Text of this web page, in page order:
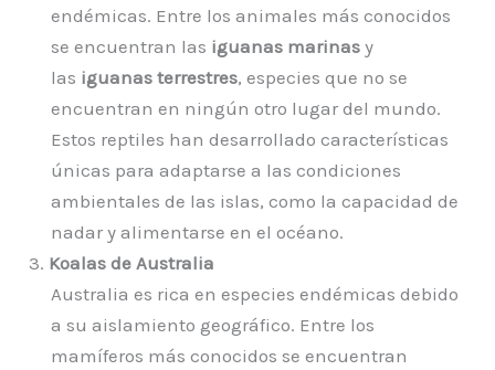
endémicas. Entre los animales más conocidos
se encuentran las iguanas marinas y
las iguanas terrestres, especies que no se
encuentran en ningún otro lugar del mundo.
Estos reptiles han desarrollado características
únicas para adaptarse a las condiciones
ambientales de las islas, como la capacidad de
nadar y alimentarse en el océano.
3. Koalas de Australia
Australia es rica en especies endémicas debido
a su aislamiento geográfico. Entre los
mamíferos más conocidos se encuentran